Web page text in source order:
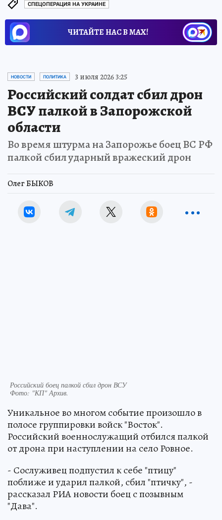
СПЕЦОПЕРАЦИЯ НА УКРАИНЕ
ЧИТАЙТЕ НАС В МАХ!
НОВОСТИ ПОЛИТИКА 3 июля 2026 3:25
Российский солдат сбил дрон
ВСУ палкой в Запорожской
области
Во время штурма на Запорожье боец ВС РФ
палкой сбил ударный вражеский дрон
Олег БЫКОВ
Российский боец палкой сбил дрон ВСУ
Фото: "КП" Архив.
Уникальное во многом событие произошло в
полосе группировки войск "Восток".
Российский военнослужащий отбился палкой
от дрона при наступлении на село Ровное.
- Сослуживец подпустил к себе "птицу"
поближе и ударил палкой, сбил "птичку", -
рассказал РИА новости боец с позывным
"Дава".